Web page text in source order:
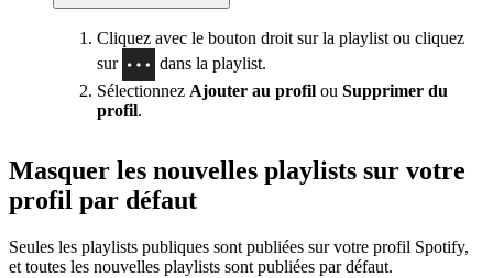
Cliquez avec le bouton droit sur la playlist ou cliquez
sur
dans la playlist.
Sélectionnez Ajouter au profil ou Supprimer du
profil.
Masquer les nouvelles playlists sur votre
profil par défaut
Seules les playlists publiques sont publiées sur votre profil Spotify,
et toutes les nouvelles playlists sont publiées par défaut.